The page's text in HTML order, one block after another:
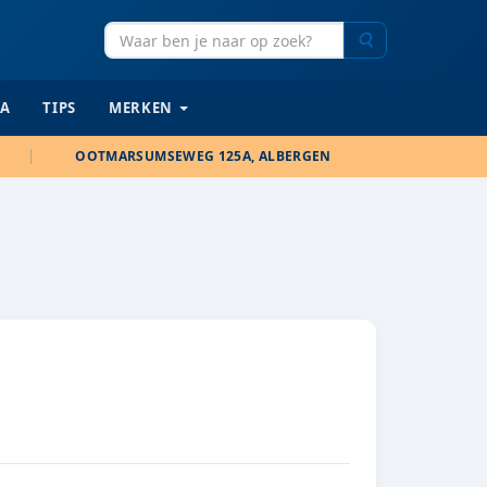
TIPS MERKEN
OOTMARSUMSEWEG 125A, ALBERGEN